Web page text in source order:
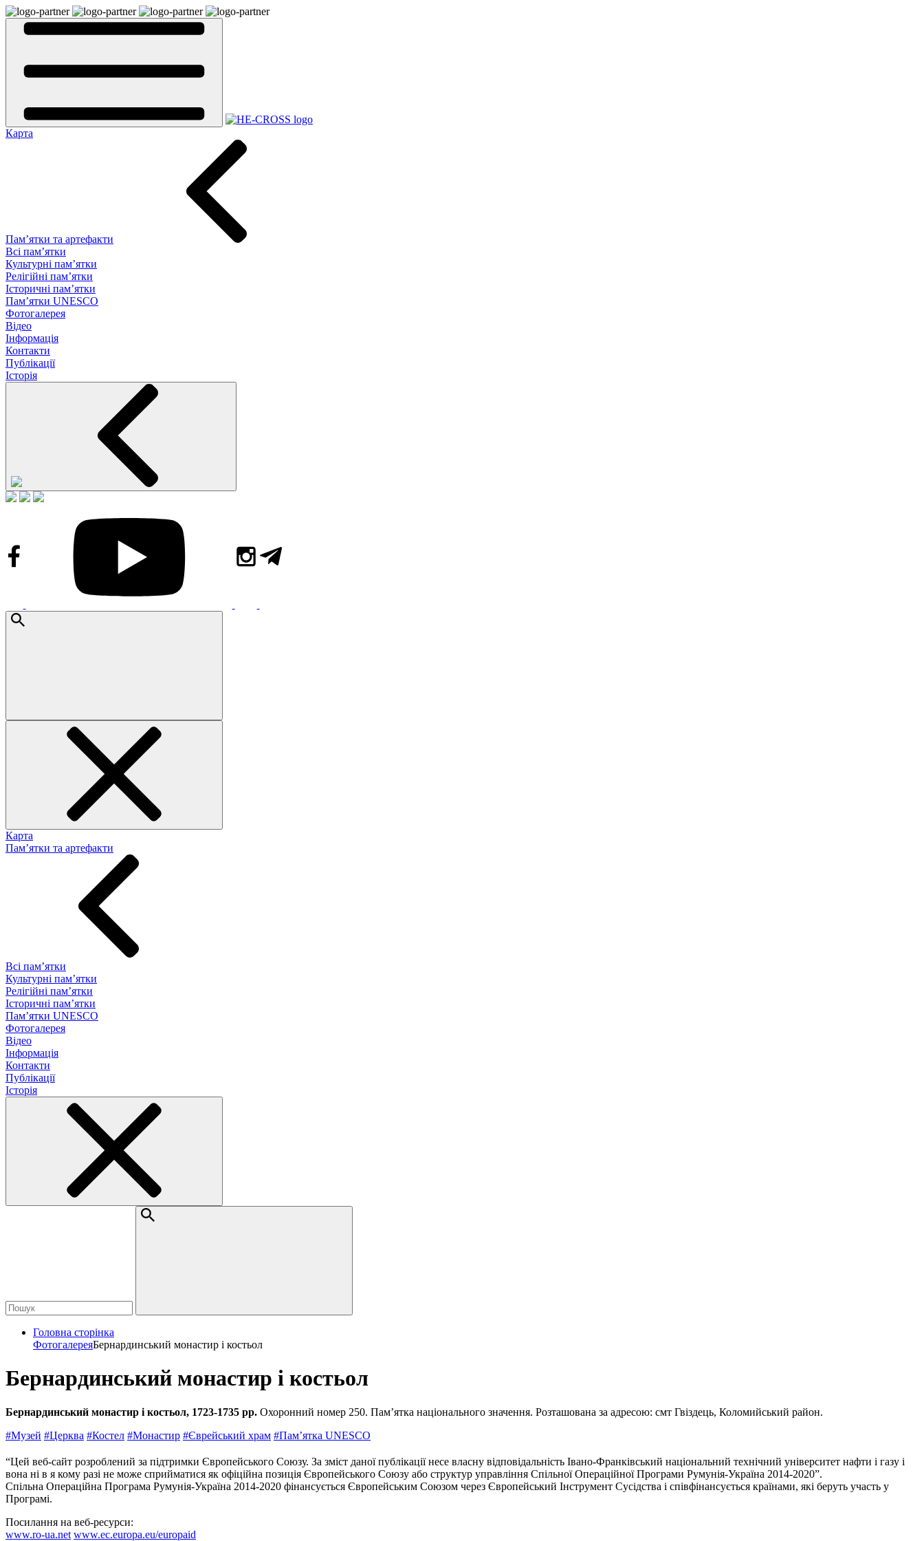
Карта
Пам’ятки та артефакти
Всі пам’ятки
Культурні пам’ятки
Релігійні пам’ятки
Історичні пам’ятки
Пам’ятки UNESCO
Фотогалерея
Відео
Інформація
Контакти
Публікації
Історія
Карта
Пам’ятки та артефакти
Всі пам’ятки
Культурні пам’ятки
Релігійні пам’ятки
Історичні пам’ятки
Пам’ятки UNESCO
Фотогалерея
Відео
Інформація
Контакти
Публікації
Історія
Головна сторінка
ФотогалереяБернардинський монастир і костьол
Бернардинський монастир і костьол
Бернардинський монастир і костьол, 1723-1735 рр. Охоронний номер 250. Пам’ятка національного значення. Розташована за адресою: смт Гвіздець, Коломийський район.
#Музей #Церква #Костел #Монастир #Єврейський храм #Пам’ятка UNESCO
“Цей веб-сайт розроблений за підтримки Європейського Союзу. За зміст даної публікації несе власну відповідальність Івано-Франківський національний технічний університет нафти і газу і
вона ні в я кому разі не може сприйматися як офіційна позиція Європейського Союзу або структур управління Спільної Операційної Програми Румунія-Україна 2014-2020”.
Спільна Операційна Програма Румунія-Україна 2014-2020 фінансується Європейським Союзом через Європейський Інструмент Сусідства і співфінансується країнами, які беруть участь у
Програмі.
Посилання на веб-ресурси:
www.ro-ua.net www.ec.europa.eu/europaid